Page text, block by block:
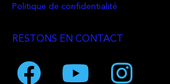
Politique de confidentialité
RESTONS EN CONTACT